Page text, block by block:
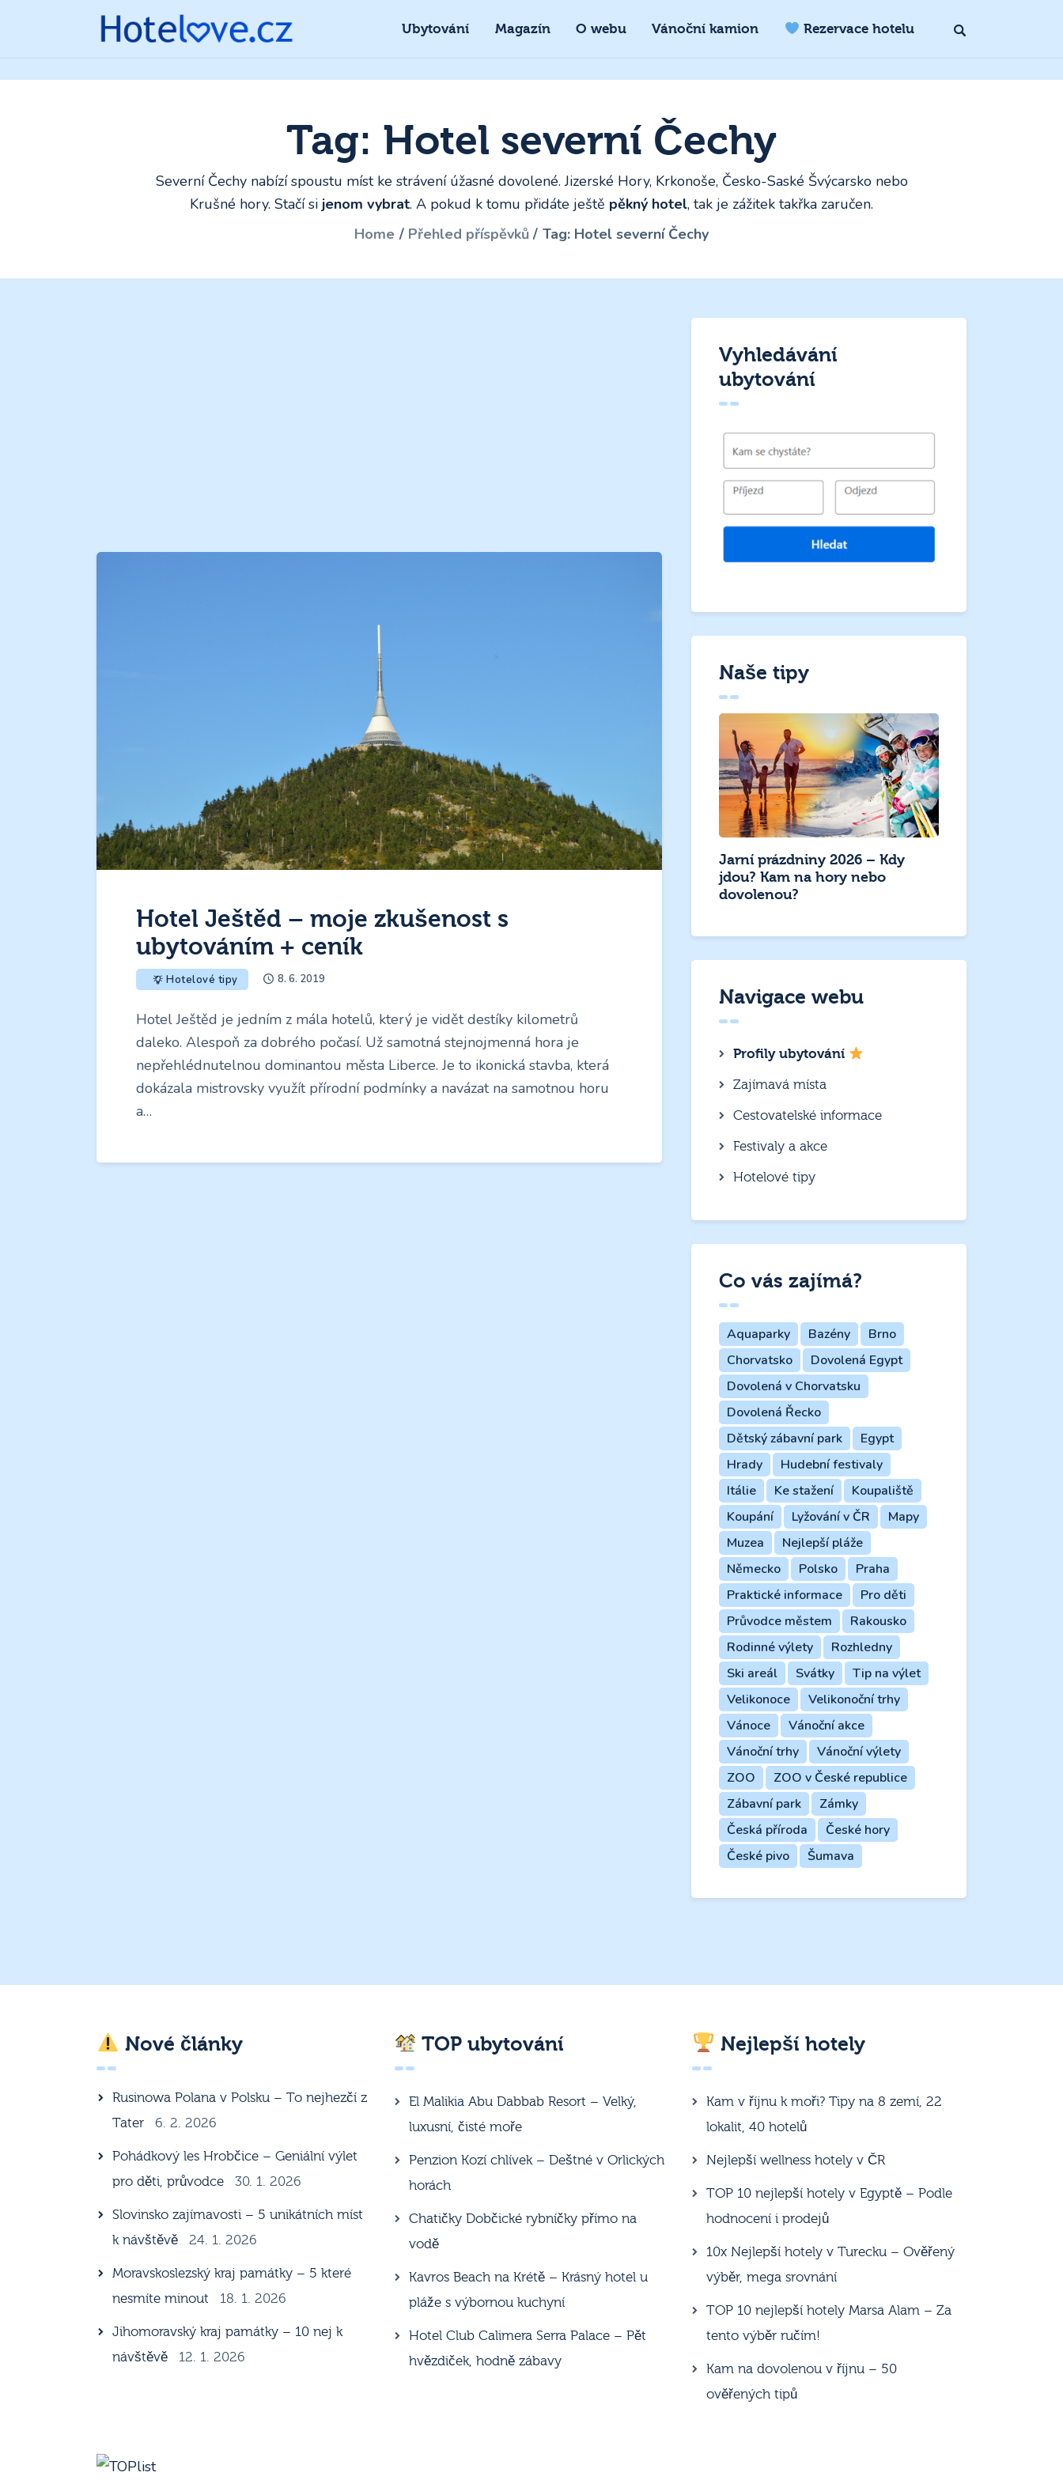
Ubytování Magazín O webu Vánoční kamion Rezervace hotelu
Tag: Hotel severní Čechy
Severní Čechy nabízí spoustu míst ke strávení úžasné dovolené. Jizerské Hory, Krkonoše, Česko-Saské Švýcarsko nebo
Krušné hory. Stačí si jenom vybrat. A pokud k tomu přidáte ještě pěkný hotel, tak je zážitek takřka zaručen.
Home
Přehled příspěvků Tag: Hotel severní Čechy
Hotel Ještěd – moje zkušenost s
ubytováním + ceník
Hotelové tipy 8. 6. 2019
Hotel Ještěd je jedním z mála hotelů, který je vidět destíky kilometrů
daleko. Alespoň za dobrého počasí. Už samotná stejnojmenná hora je
nepřehlédnutelnou dominantou města Liberce. Je to ikonická stavba, která
dokázala mistrovsky využít přírodní podmínky a navázat na samotnou horu
a…
Vyhledávání
ubytování
Naše tipy
Jarní prázdniny 2026 – Kdy
jdou? Kam na hory nebo
dovolenou?
Navigace webu
Profily ubytování
Zajímavá místa
Cestovatelské informace
Festivaly a akce
Hotelové tipy
Co vás zajímá?
Aquaparky Bazény
Brno
Chorvatsko
Dovolená Egypt
Dovolená v Chorvatsku
Dovolená Řecko
Dětský zábavní park
Egypt
Hrady
Hudební festivaly
Itálie
Ke stažení
Koupaliště
Koupání
Lyžování v ČR
Mapy
Muzea
Nejlepší pláže
Německo
Polsko
Praha
Praktické informace
Pro děti
Průvodce městem
Rakousko
Rodinné výlety
Rozhledny
Ski areál
Svátky
Tip na výlet
Velikonoce
Velikonoční trhy
Vánoce
Vánoční akce
Vánoční trhy
Vánoční výlety
ZOO
ZOO v České republice
Zábavní park
Zámky
Česká příroda
České hory
České pivo
Šumava
Nové články
Rusinowa Polana v Polsku – To nejhezčí z
Tater
6. 2. 2026
Pohádkový les Hrobčice – Geniální výlet
pro děti, průvodce
30. 1. 2026
Slovinsko zajímavosti – 5 unikátních míst
k návštěvě
24. 1. 2026
Moravskoslezský kraj památky – 5 které
nesmíte minout
18. 1. 2026
Jihomoravský kraj památky – 10 nej k
návštěvě
12. 1. 2026
TOP ubytování
El Malikia Abu Dabbab Resort – Velký,
luxusní, čisté moře
Penzion Kozí chlívek – Deštné v Orlických
horách
Chatičky Dobčické rybníčky přímo na
vodě
Kavros Beach na Krétě – Krásný hotel u
pláže s výbornou kuchyní
Hotel Club Calimera Serra Palace – Pět
hvězdiček, hodně zábavy
Nejlepší hotely
Kam v říjnu k moři? Tipy na 8 zemí, 22
lokalit, 40 hotelů
Nejlepší wellness hotely v ČR
TOP 10 nejlepší hotely v Egyptě – Podle
hodnocení i prodejů
10x Nejlepší hotely v Turecku – Ověřený
výběr, mega srovnání
TOP 10 nejlepší hotely Marsa Alam – Za
tento výběr ručím!
Kam na dovolenou v říjnu – 50
ověřených tipů